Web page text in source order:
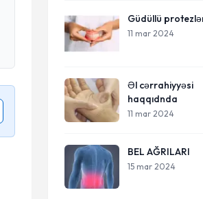
Güdüllü
11 mar 2024
Əl cərrahiyyəsi
haqqıdnda
11 mar 2024
BEL AĞRILARI
15 mar 2024